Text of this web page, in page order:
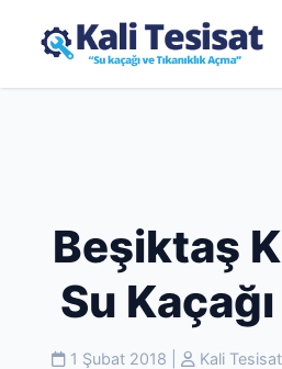
Beşiktaş
Su
1 Şubat 2018 Kali Tesisat